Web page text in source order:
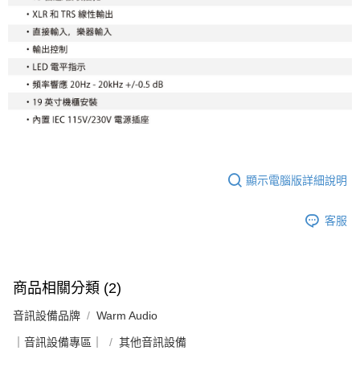
顯示電腦版詳細說明
客服
商品相關分類 (2)
音訊設備品牌 Warm Audio
｜音訊設備專區｜ 其他音訊設備